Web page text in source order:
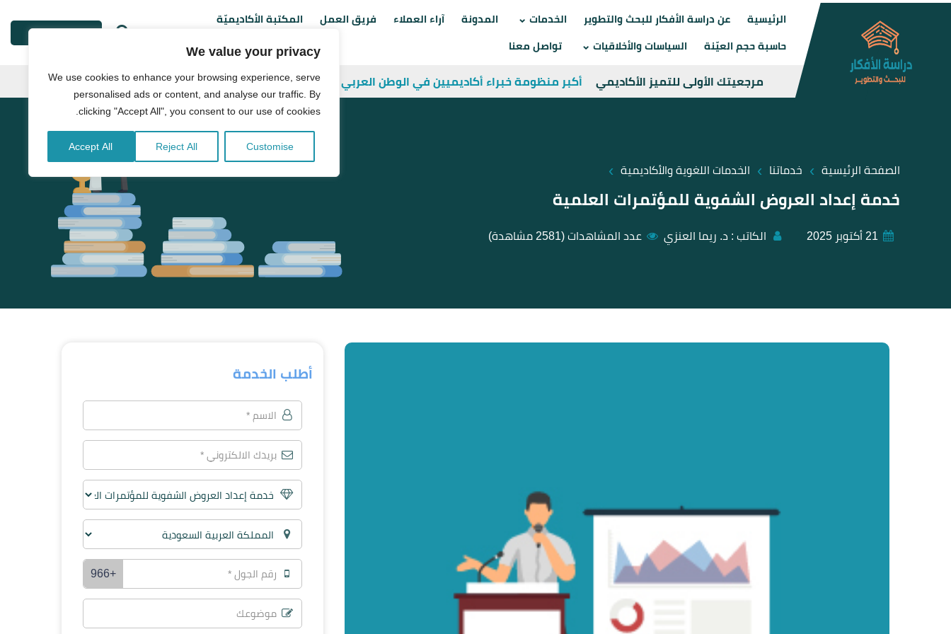
We value your privacy
We use cookies to enhance your browsing experience, serve
personalised ads or content, and analyse our traffic. By
clicking "Accept All", you consent to our use of cookies.
Customise
Reject All
Accept All
الرئيسية عن دراسة الأفكار للبحث والتطوير الخدمات المدونة آراء العملاء فريق العمل المكتبة الأكاديميّة
حاسبة حجم العيّنة السياسات والأخلاقيات تواصل معنا
طلب خدمة
مرجعيتك الأولى للتميز الأكاديمي أكبر منظومة خبراء أكاديميين في الوطن العربي
الصفحة الرئيسية › خدماتنا › الخدمات اللغوية والأكاديمية
›
خدمة إعداد العروض الشفوية للمؤتمرات العلمية
الكاتب : د. ريما العنزي عدد المشاهدات (2581 مشاهدة)
أطلب الخدمة
+966